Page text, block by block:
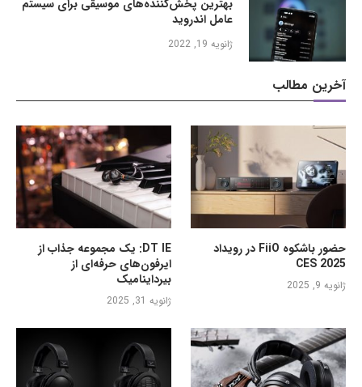
بهترین پخش‌کننده‌های موسیقی برای سیستم
عامل اندروید
ژانویه 19, 2022
آخرین مطالب
DT IE: یک مجموعه جذاب از
ایرفون‌های حرفه‌ای از
بیرداینامیک
ژانویه 31, 2025
حضور باشکوه FiiO در رویداد
CES 2025
ژانویه 9, 2025